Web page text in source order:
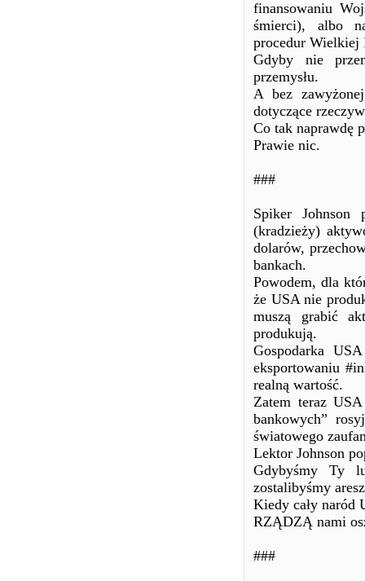
finansowaniu
śmierci), albo
procedur Wielkiej
Gdyby nie
przemysłu.
A bez
dotyczące
Co tak naprawdę
Prawie nic.
###
Spiker Johnson
(kradzieży)
dolarów,
bankach.
Powodem, dla
że USA nie
muszą grabić
produkują.
Gospodarka
eksportowaniu
realną wartość.
Zatem teraz
bankowych”
światowego
Lektor Johnson
Gdybyśmy Ty
zostalibyśmy
Kiedy cały naród
RZĄDZĄ nami
###